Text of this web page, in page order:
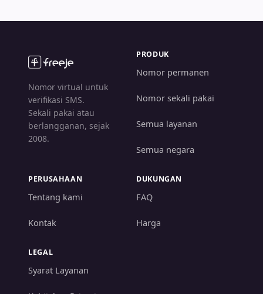
Nomor virtual untuk
verifikasi SMS.
Sekali pakai atau
berlangganan, sejak
2008.
PRODUK
Nomor permanen
Nomor sekali pakai
Semua layanan
Semua negara
PERUSAHAAN
Tentang kami
Kontak
DUKUNGAN
FAQ
Harga
LEGAL
Syarat Layanan